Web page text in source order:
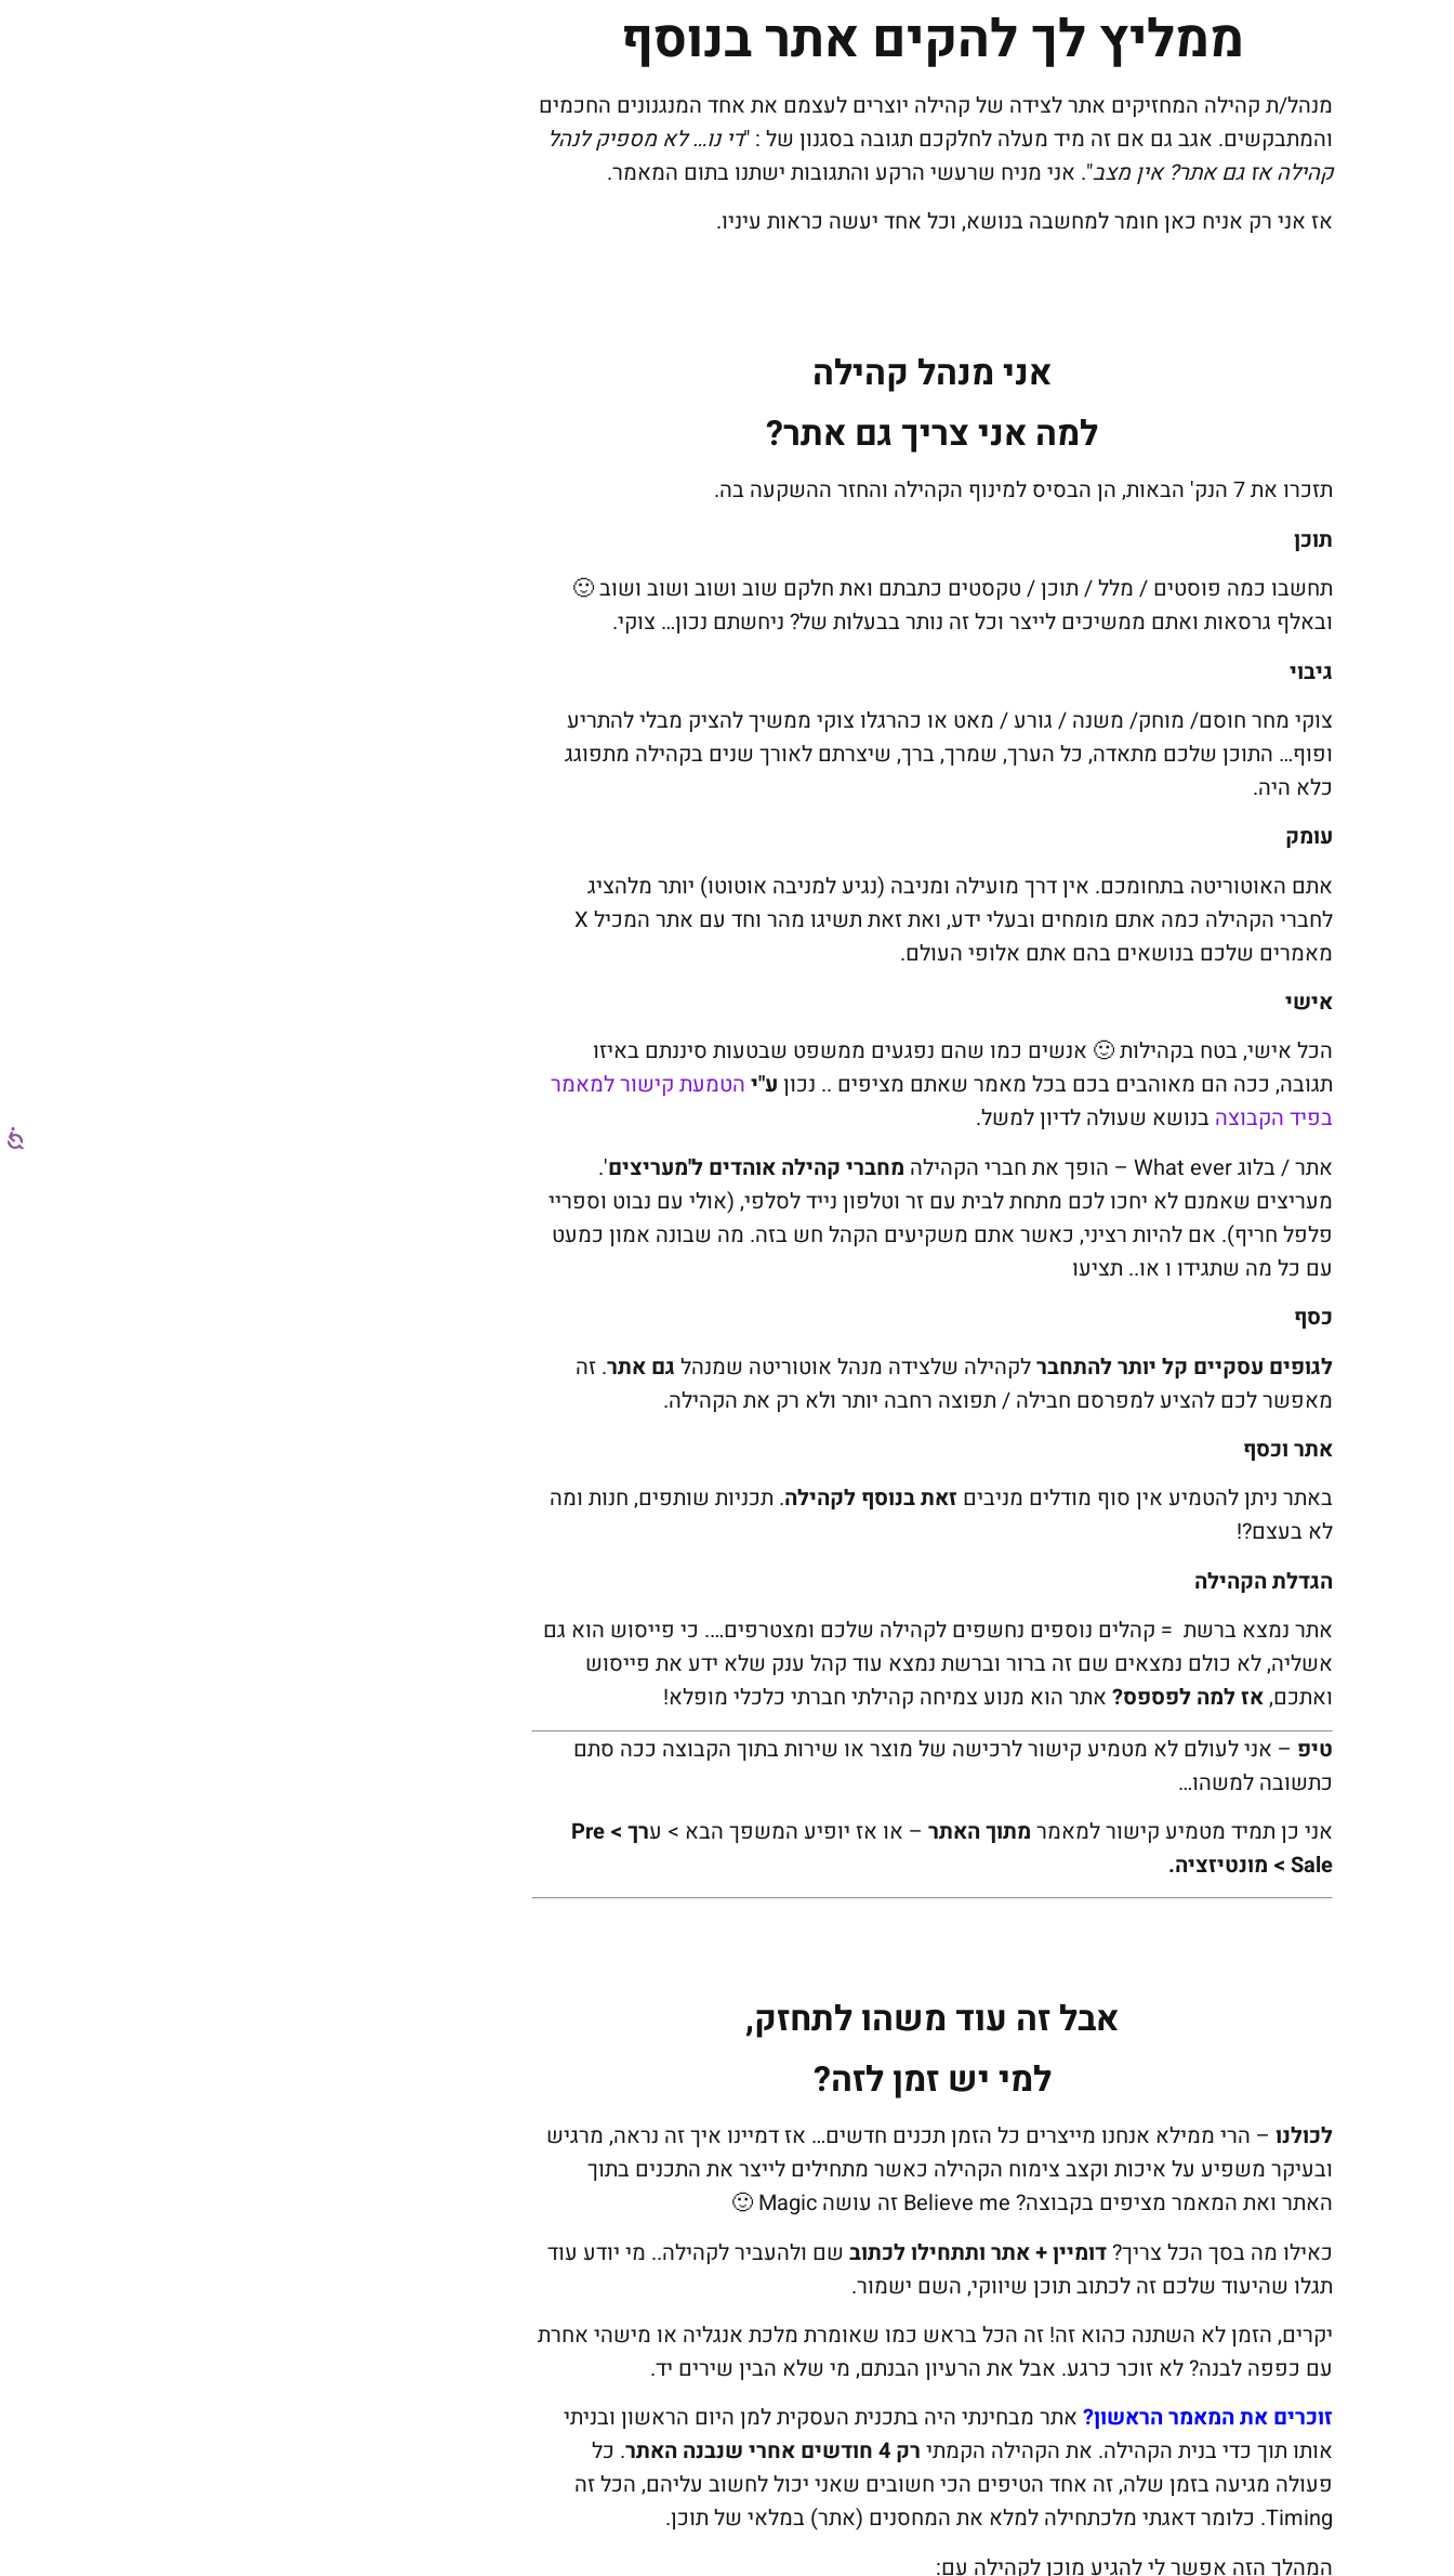
ממליץ לך להקים אתר בנוסף
מנהל/ת קהילה המחזיקים אתר לצידה של קהילה יוצרים לעצמם את אחד המנגנונים החכמים
והמתבקשים. אגב גם אם זה מיד מעלה לחלקכם תגובה בסגנון של : "די נו… לא מספיק לנהל
קהילה אז גם אתר? אין מצב". אני מניח שרעשי הרקע והתגובות ישתנו בתום המאמר.
אז אני רק אניח כאן חומר למחשבה בנושא, וכל אחד יעשה כראות עיניו.
אני מנהל קהילה
למה אני צריך גם אתר?
תזכרו את 7 הנק' הבאות, הן הבסיס למינוף הקהילה והחזר ההשקעה בה.
תוכן
תחשבו כמה פוסטים / מלל / תוכן / טקסטים כתבתם ואת חלקם שוב ושוב ושוב ושוב 🙂
ובאלף גרסאות ואתם ממשיכים לייצר וכל זה נותר בבעלות של? ניחשתם נכון… צוקי.
גיבוי
צוקי מחר חוסם/ מוחק/ משנה / גורע / מאט או כהרגלו צוקי ממשיך להציק מבלי להתריע
ופוף… התוכן שלכם מתאדה, כל הערך, שמרך, ברך, שיצרתם לאורך שנים בקהילה מתפוגג
כלא היה.
עומק
אתם האוטוריטה בתחומכם. אין דרך מועילה ומניבה (נגיע למניבה אוטוטו) יותר מלהציג
לחברי הקהילה כמה אתם מומחים ובעלי ידע, ואת זאת תשיגו מהר וחד עם אתר המכיל X
מאמרים שלכם בנושאים בהם אתם אלופי העולם.
אישי
הכל אישי, בטח בקהילות 🙂 אנשים כמו שהם נפגעים ממשפט שבטעות סיננתם באיזו
תגובה, ככה הם מאוהבים בכם בכל מאמר שאתם מציפים .. נכון ע"י הטמעת קישור למאמר
בפיד הקבוצה בנושא שעולה לדיון למשל.
אתר / בלוג What ever – הופך את חברי הקהילה
מחברי קהילה אוהדים ל'מעריצים'.
מעריצים שאמנם לא יחכו לכם מתחת לבית עם זר וטלפון נייד לסלפי, (אולי עם נבוט וספריי
פלפל חריף). אם להיות רציני, כאשר אתם משקיעים הקהל חש בזה. מה שבונה אמון כמעט
עם כל מה שתגידו ו או.. תציעו
כסף
לגופים עסקיים קל יותר להתחברלקהילה שלצידה מנהל אוטוריטה שמנהל גם אתר. זה
מאפשר לכם להציע למפרסם חבילה / תפוצה רחבה יותר ולא רק את הקהילה.
אתר וכסף
באתר ניתן להטמיע אין סוף מודלים מניבים זאת בנוסף לקהילה. תכניות שותפים, חנות ומה
לא בעצם?!
הגדלת הקהילה
אתר נמצא ברשת = קהלים נוספים נחשפים לקהילה שלכם ומצטרפים…. כי פייסוש הוא גם
אשליה, לא כולם נמצאים שם זה ברור וברשת נמצא עוד קהל ענק שלא ידע את פייסוש
ואתכם,אז למה לפספס? אתר הוא מנוע צמיחה קהילתי חברתי כלכלי מופלא!
טיפ – אני לעולם לא מטמיע קישור לרכישה של מוצר או שירות בתוך הקבוצה ככה סתם
כתשובה למשהו…
אני כן תמיד מטמיע קישור למאמר מתוך האתר – או אז יופיע המשפך הבא > ע
רך > Pre
Sale > מונטיזציה.
אבל זה עוד משהו לתחזק,
למי יש זמן לזה?
לכולנו – הרי ממילא אנחנו מייצרים כל הזמן תכנים חדשים… אז דמיינו איך זה נראה, מרגיש
ובעיקר משפיע על איכות וקצב צימוח הקהילה כאשר מתחילים לייצר את התכנים בתוך
האתר ואת המאמר מציפים בקבוצה? Believe me זה עושה Magic 🙂
כאילו מה בסך הכל צריך?דומיין + אתר ותתחילו לכתוב שם ולהעביר לקהילה.. מי יודע עוד
תגלו שהיעוד שלכם זה לכתוב תוכן שיווקי, השם ישמור.
יקרים, הזמן לא השתנה כהוא זה! זה הכל בראש כמו שאומרת מלכת אנגליה או מישהי אחרת
עם כפפה לבנה? לא זוכר כרגע. אבל את הרעיון הבנתם, מי שלא הבין שירים יד.
זוכרים את המאמר הראשון? אתר מבחינתי היה בתכנית העסקית למן היום הראשון ובניתי
אותו תוך כדי בנית הקהילה. את הקהילה הקמתי רק 4 חודשים אחרי שנבנה האתר
. כל
פעולה מגיעה בזמן שלה, זה אחד הטיפים הכי חשובים שאני יכול לחשוב עליהם, הכל זה
Timing. כלומר דאגתי מלכתחילה למלא את המחסנים (אתר) במלאי של תוכן.
המהלך הזה אפשר לי להגיע מוכן לקהילה עם: